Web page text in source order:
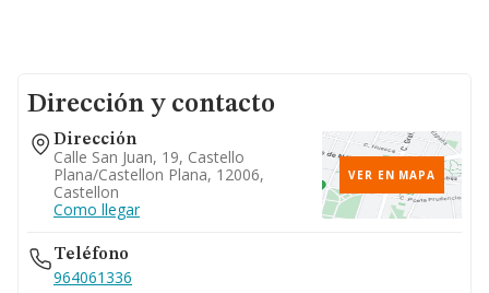
Dirección y contacto
Dirección
Calle San Juan, 19, Castello
Plana/castellon Plana, 12006,
Castellon
Como llegar
VER EN MAPA
Teléfono
964061336